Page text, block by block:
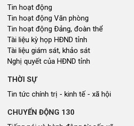
Tin hoạt động
Tin hoạt động Văn phòng
Tin hoạt động Đảng, đoàn thể
Tài liệu kỳ họp HĐND tỉnh
Tài liệu giám sát, khảo sát
Nghị quyết của HĐND tỉnh
THỜI SỰ
Tin tức chính trị - kinh tế - xã hội
CHUYỂN ĐỘNG 130